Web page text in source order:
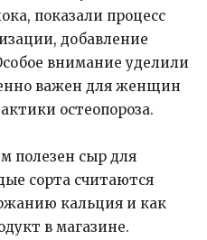
показали процесс
добавление
внимание уделили
важен для женщин
остеопороза.
полезен сыр для
сорта считаются
кальция и как
в магазине.